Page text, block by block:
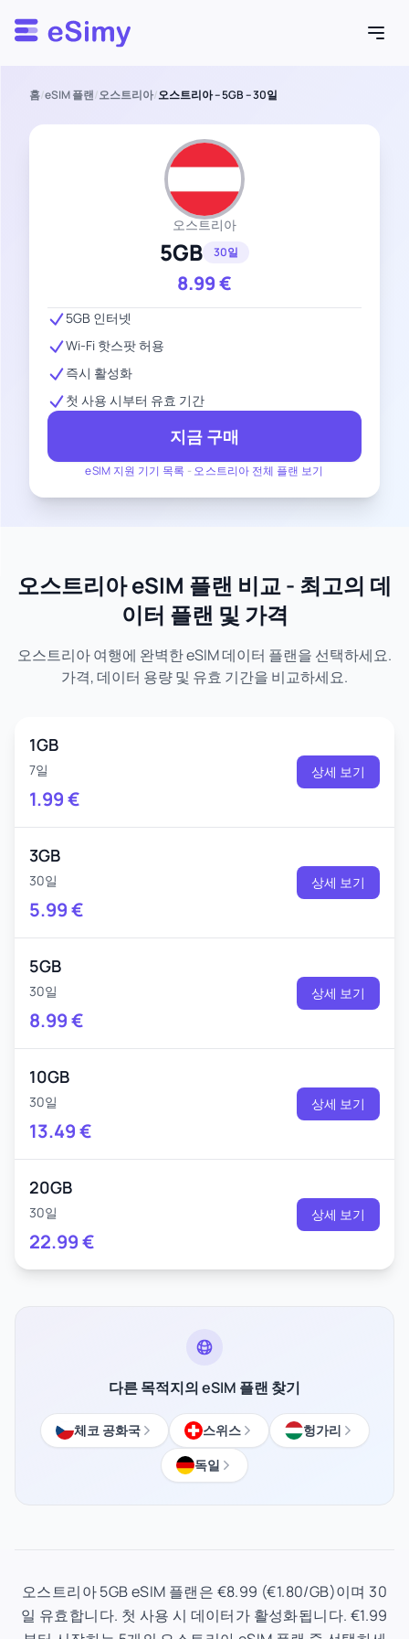
Esimy
홈/eSIM 플랜/오스트리아/오스트리아 – 5GB – 30일
오스트리아
5GB 30일
8.99€
eSIM 지원 기기 목록 - 오스트리아 전체 플랜 보기
5GB 인터넷
Wi-Fi 핫스팟 허용
즉시 활성화
첫 사용 시부터 유효 기간
지금 구매
오스트리아 eSIM 플랜 비교 - 최고의 데
이터 플랜 및 가격
오스트리아 여행에 완벽한 eSIM 데이터 플랜을 선택하세요.
가격, 데이터 용량 및 유효 기간을 비교하세요.
1GB
7일
1.99€
상세 보기
3GB
30일
5.99€
상세 보기
5GB
30일
8.99€
상세 보기
10GB
30일
13.49€
상세 보기
20GB
30일
22.99€
상세 보기
다른 목적지의 eSIM 플랜 찾기
체코 공화국 스위스
헝가리
독일
오스트리아 5GB eSIM 플랜은 €8.99 (€1.80/GB)이며 30
일 유효합니다. 첫 사용 시 데이터가 활성화됩니다. €1.99